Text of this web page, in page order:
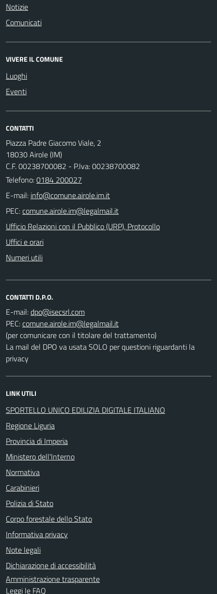
Notizie
Comunicati
VIVERE IL COMUNE
Luoghi
Eventi
CONTATTI
Piazza Padre Giacomo Viale, 2
18030 Airole (IM)
C.F. 00238700082 - P.Iva: 00238700082
Telefono:0184 200027
E-mail:
PEC:
Ufficio Relazioni con il Pubblico (URP), Protocollo
Uffici e orari
Numeri utili
CONTATTI D.P.O.
E-mail:
PEC:
(per comunicare con il titolare del trattamento)
La mail del DPO va usata SOLO per questioni riguardanti la
privacy
LINK UTILI
SPORTELLO UNICO EDILIZIA DIGITALE ITALIANO
Regione Liguria
Provincia di Imperia
Ministero dell'Interno
Normativa
Carabinieri
Polizia di Stato
Corpo forestale dello Stato
Informativa privacy
Note legali
Dichiarazione di accessibilità
Amministrazione trasparente
Leggi le FAQ